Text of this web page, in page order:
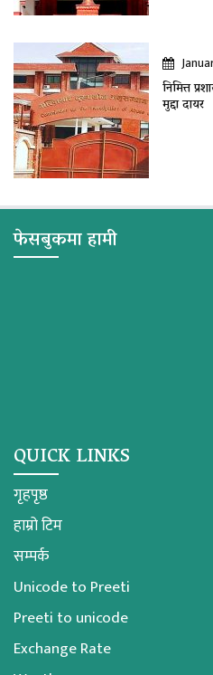
निमित्त
मुद्दा दायर
फेसबुकमा हामी
QUICK LINKS
गृहपृष्ठ
हाम्रो टिम
सम्पर्क
Unicode to Preeti
Preeti to unicode
Exchange Rate